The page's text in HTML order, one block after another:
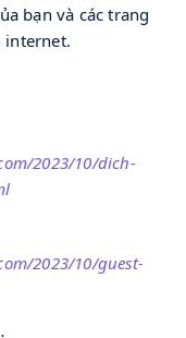
bạn và các trang
internet.
2023/10/dich-
2023/10/guest-